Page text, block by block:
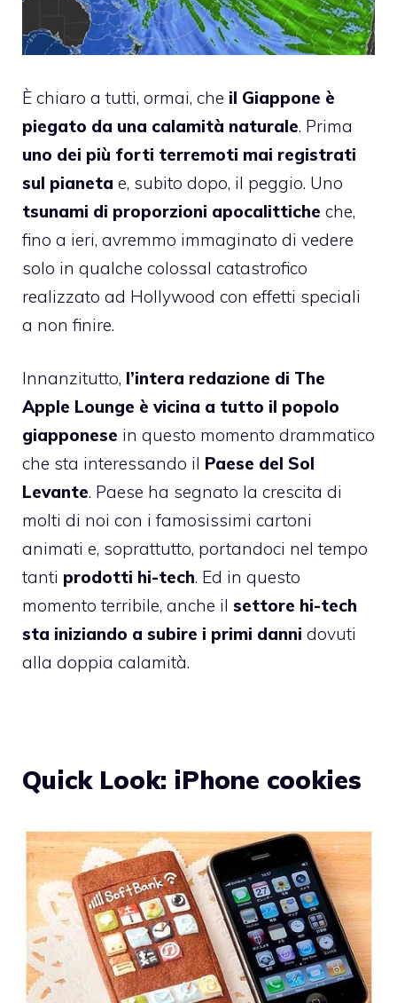
È chiaro a tutti, ormai, che il Giappone è
piegato da una calamità naturale. Prima
uno dei più forti terremoti mai registrati
sul pianeta e, subito dopo, il peggio. Uno
tsunami di proporzioni apocalittiche che,
fino a ieri, avremmo immaginato di vedere
solo in qualche colossal catastrofico
realizzato ad Hollywood con effetti speciali
a non finire.
Innanzitutto, l’intera redazione di The
Apple Lounge è vicina a tutto il popolo
giapponese in questo momento drammatico
che sta interessando il Paese del Sol
Levante. Paese ha segnato la crescita di
molti di noi con i famosissimi cartoni
animati e, soprattutto, portandoci nel tempo
tanti prodotti hi-tech. Ed in questo
momento terribile, anche il settore hi-tech
sta iniziando a subire i primi danni dovuti
alla doppia calamità.
Quick Look: iPhone cookies